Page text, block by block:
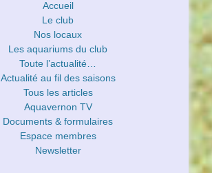
Accueil
Le club
Nos locaux
Les aquariums du club
Toute l’actualité…
Actualité au fil des saisons
Tous les articles
Aquavernon TV
Documents & formulaires
Espace membres
Newsletter